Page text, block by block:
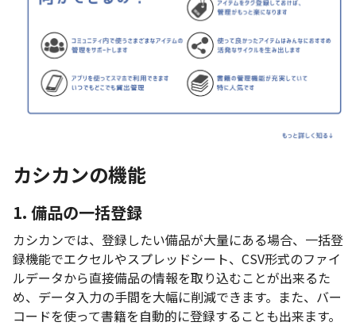
カシカンの機能
1. 備品の一括登録
カシカンでは、登録したい備品が大量にある場合、一括登
録機能でエクセルやスプレッドシート、CSV形式のファイ
ルデータから直接備品の情報を取り込むことが出来るた
め、データ入力の手間を大幅に削減できます。また、バー
コードを使って書籍を自動的に登録することも出来ます。